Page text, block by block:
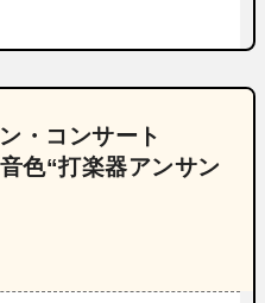
・コンサート
色“打楽器アンサン